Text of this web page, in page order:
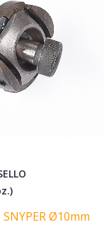
SNYPER Ø10mm